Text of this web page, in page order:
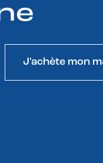
J'achète mon